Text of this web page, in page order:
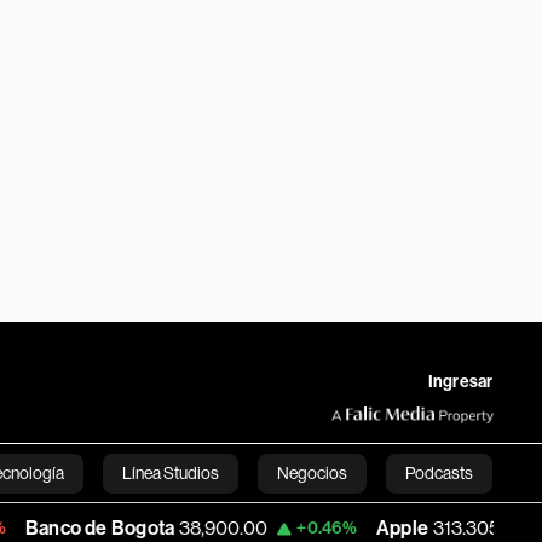
Ingresar
Línea Studios Negocios Podcasts
English
Bogota 38,900.00 +0.46% Apple 313.305 +0.25%